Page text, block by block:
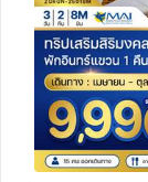
ทัวร์เวียดนาม
ทัวร์อียิปต์
ทัวร์จอร์เจีย